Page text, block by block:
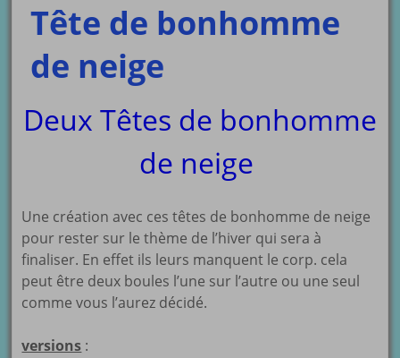
Tête de bonhomme
de neige
Deux Têtes de bonhomme
de neige
Une création avec ces têtes de bonhomme de neige
pour rester sur le thème de l’hiver qui sera à
finaliser. En effet ils leurs manquent le corp. cela
peut être deux boules l’une sur l’autre ou une seul
comme vous l’aurez décidé.
versions :